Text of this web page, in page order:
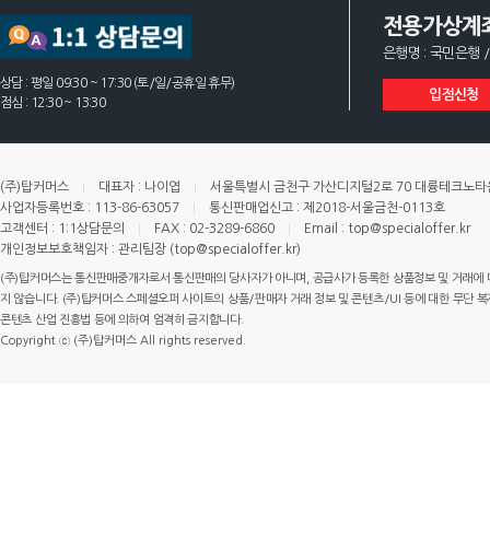
상담 : 평일 09:30 ~ 17:30 (토/일/공휴일 휴무)
점심 : 12:30 ~ 13:30
전용가상계
은행명 : 국민은행
입점신청
(주)탑커머스 대표자 : 나이엽
서울특별시 금천구 가산디지털2로 70 대륭테크노
사업자등록번호 : 113-86-63057
통신판매업신고 : 제2018-서울금천-0113호
고객센터 : 1:1상담문의
FAX : 02-3289-6860
Email : top@specialoffer.kr
개인정보보호책임자 : 관리팀장 (top@specialoffer.kr)
(주)탑커머스는 통신판매중개자로서 통신판매의 당사자가 아니며, 공급사가 등록한 상품정보 및 거래
지 않습니다. (주)탑커머스 스페셜오퍼 사이트의 상품/판매자 거래 정보 및 콘텐츠/UI 등에 대한 무단
콘텐츠 산업 진흥법 등에 의하여 엄격히 금지합니다.
Copyright ⓒ (주)탑커머스 All rights reserved.